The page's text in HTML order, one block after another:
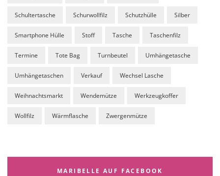
Schultertasche Schurwollfilz Schutzhülle Silber
Smartphone Hülle Stoff Tasche Taschenfilz
Termine Tote Bag Turnbeutel Umhängetasche
Umhängetaschen Verkauf Wechsel Lasche
Weihnachtsmarkt Wendemütze Werkzeugkoffer
Wollfilz Wärmflasche Zwergenmütze
MARIBELLE AUF FACEBOOK